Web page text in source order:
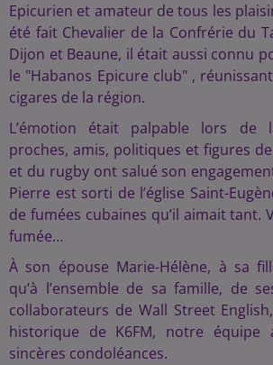
Epicurien et amateur de tous les
été fait Chevalier de la Confrérie du
Dijon et Beaune, il était aussi connu
le "Habanos Epicure club" ,
cigares de la région.
L’émotion était palpable lors de
proches, amis, politiques et figures
et du rugby ont salué son
Pierre est sorti de l’église Saint-
de fumées cubaines qu’il aimait tant.
fumée…
À son épouse Marie-Hélène, à sa
qu’à l’ensemble de sa famille, de
collaborateurs de Wall Street
historique de K6FM, notre équipe
sincères condoléances.